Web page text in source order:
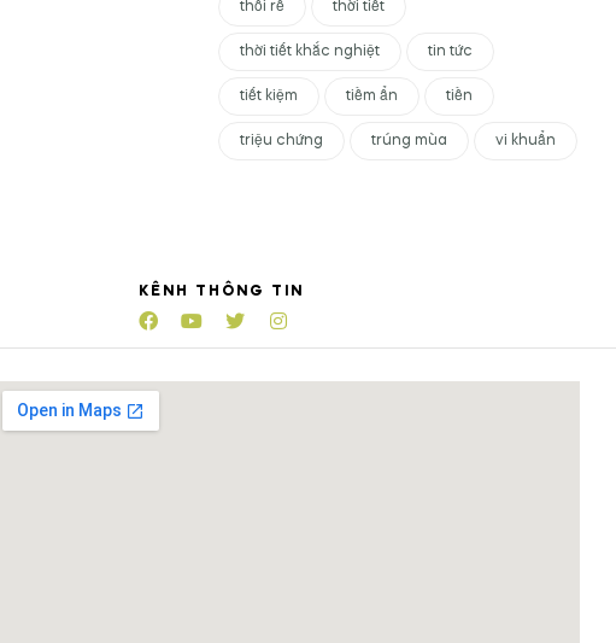
thối rễ thời tiết
thời tiết khắc nghiệt tin tức
tiết kiệm tiềm ẩn tiền
triệu chứng trúng mùa vi khuẩn
KÊNH THÔNG TIN